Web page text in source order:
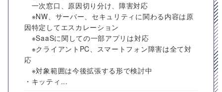
一次窓口、原因切り分け、障害対応
※NW、サーバー、セキュリティに関わる内容は原
因特定してエスカレーション
※SaaSに関しての一部アプリは対応
※クライアントPC、スマートフォン障害は全て対
応
※対象範囲は今後拡張する形で検討中
・キッティ...